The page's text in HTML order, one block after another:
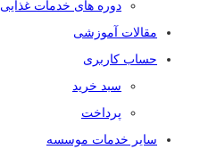
دوره های خدمات غذایی
مقالات آموزشی
حساب کاربری
سبد خرید
پرداخت
سایر خدمات موسسه